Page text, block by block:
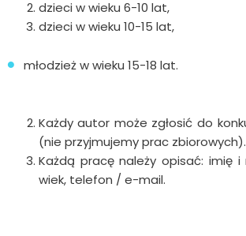
dzieci w wieku 6-10 lat,
dzieci w wieku 10-15 lat,
młodzież w wieku 15-18 lat.
Każdy autor może zgłosić do
(nie przyjmujemy prac zbiorowych).
Każdą pracę należy opisać: imię i
wiek, telefon / e-mail.